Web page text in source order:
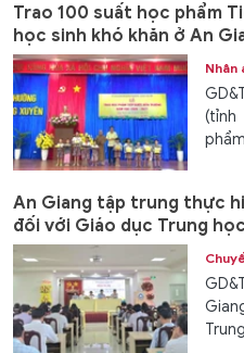
Trao 100 suất học phẩm
học sinh khó khăn ở An
Nhân
(tỉnh
An Giang tập trung thực
đối với Giáo dục Trung học